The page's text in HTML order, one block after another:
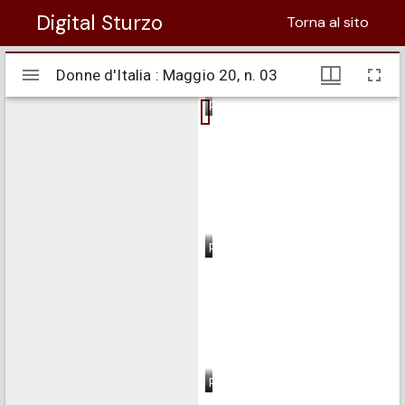
Digital Sturzo Torna al sito
Visualizzatore
Mirador
Donne d'Italia : Maggio 20, n. 03
pagina 1
pagina 2
pagina 3
pagina 4
pagina 5
Donne d'Italia : Maggio 20, n. 03